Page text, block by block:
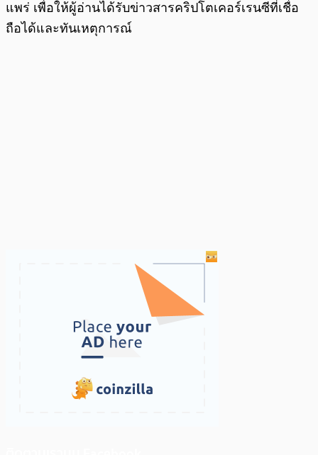
แพร่ เพื่อให้ผู้อ่านได้รับข่าวสารคริปโตเคอร์เรนซีที่เชื่อ
ถือได้และทันเหตุการณ์